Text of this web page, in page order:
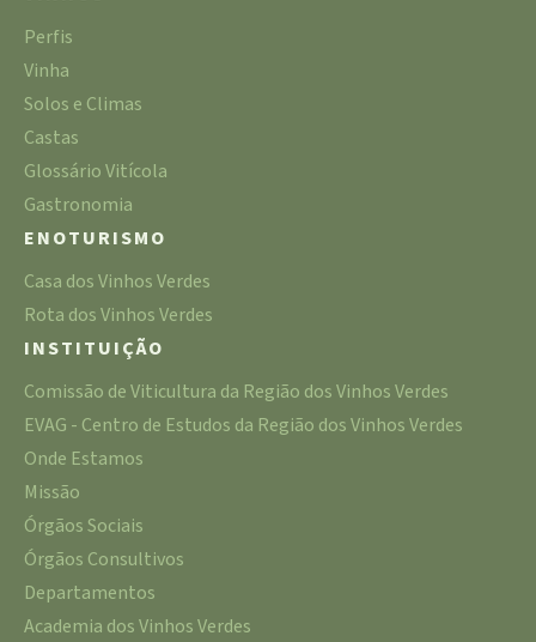
Perfis
Vinha
Solos e Climas
Castas
Glossário Vitícola
Gastronomia
ENOTURISMO
Casa dos Vinhos Verdes
Rota dos Vinhos Verdes
INSTITUIÇÃO
Comissão de Viticultura da Região dos Vinhos Verdes
EVAG - Centro de Estudos da Região dos Vinhos Verdes
Onde Estamos
Missão
Órgãos Sociais
Órgãos Consultivos
Departamentos
Academia dos Vinhos Verdes